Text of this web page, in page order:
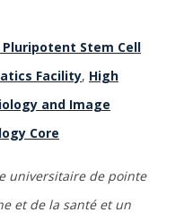
Pluripotent Stem Cell
Facility, High
and Image
Core
universitaire de pointe
et de la santé et un